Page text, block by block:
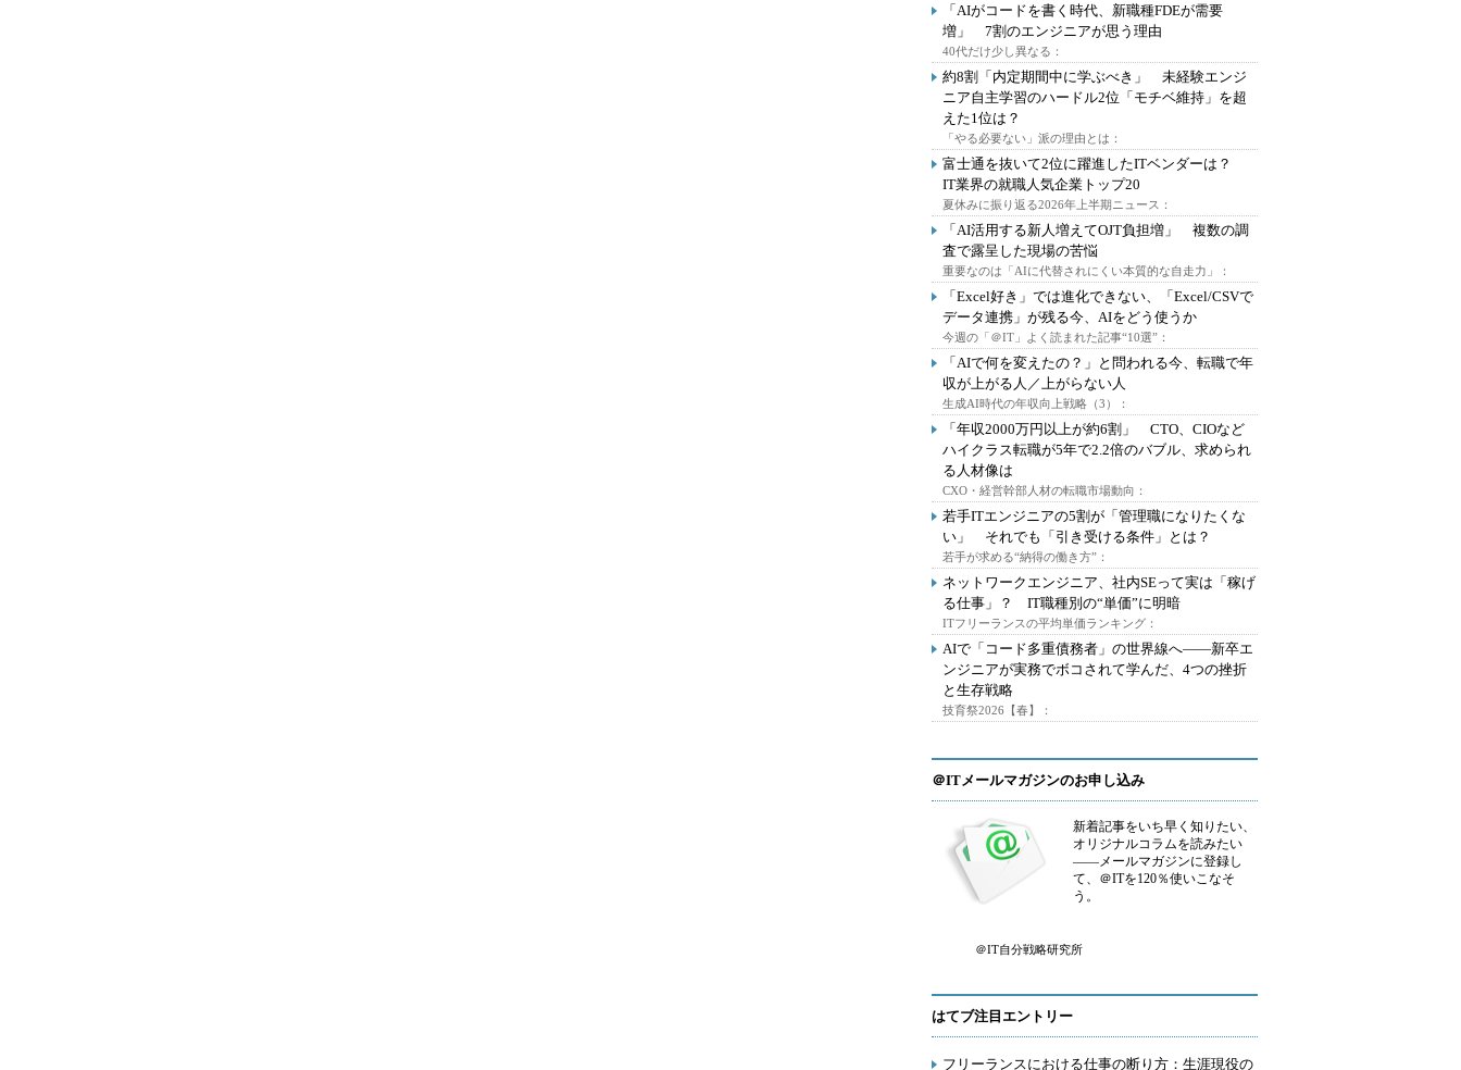
「AIがコードを書く時代、新職種FDEが需要
増」 7割のエンジニアが思う理由
40代だけ少し異なる：
約8割「内定期間中に学ぶべき」 未経験エンジ
ニア自主学習のハードル2位「モチベ維持」を超
えた1位は？
「やる必要ない」派の理由とは：
富士通を抜いて2位に躍進したITベンダーは？
IT業界の就職人気企業トップ20
夏休みに振り返る2026年上半期ニュース：
「AI活用する新人増えてOJT負担増」 複数の調
査で露呈した現場の苦悩
重要なのは「AIに代替されにくい本質的な自走力」：
「Excel好き」では進化できない、「Excel/CSVで
データ連携」が残る今、AIをどう使うか
今週の「＠IT」よく読まれた記事“10選”：
「AIで何を変えたの？」と問われる今、転職で年
収が上がる人／上がらない人
生成AI時代の年収向上戦略（3）：
「年収2000万円以上が約6割」 CTO、CIOなど
ハイクラス転職が5年で2.2倍のバブル、求められ
る人材像は
CXO・経営幹部人材の転職市場動向：
若手ITエンジニアの5割が「管理職になりたくな
い」 それでも「引き受ける条件」とは？
若手が求める“納得の働き方”：
ネットワークエンジニア、社内SEって実は「稼げ
る仕事」？ IT職種別の“単価”に明暗
ITフリーランスの平均単価ランキング：
AIで「コード多重債務者」の世界線へ――新卒エ
ンジニアが実務でボコされて学んだ、4つの挫折
と生存戦略
技育祭2026【春】：
＠ITメールマガジンのお申し込み
新着記事をいち早く知りたい、
オリジナルコラムを読みたい
――メールマガジンに登録し
て、＠ITを120％使いこなそ
う。
＠IT自分戦略研究所
はてブ注目エントリー
フリーランスにおける仕事の断り方：生涯現役の